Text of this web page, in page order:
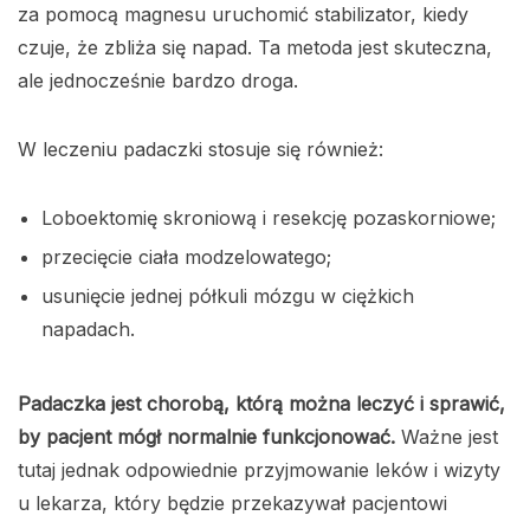
za pomocą magnesu uruchomić stabilizator, kiedy
czuje, że zbliża się napad. Ta metoda jest skuteczna,
ale jednocześnie bardzo droga.
W leczeniu padaczki stosuje się również:
Loboektomię skroniową i resekcję pozaskorniowe;
przecięcie ciała modzelowatego;
usunięcie jednej półkuli mózgu w ciężkich
napadach.
Padaczka jest chorobą, którą można leczyć i sprawić,
by pacjent mógł normalnie funkcjonować. Ważne jest
tutaj jednak odpowiednie przyjmowanie leków i wizyty
u lekarza, który będzie przekazywał pacjentowi